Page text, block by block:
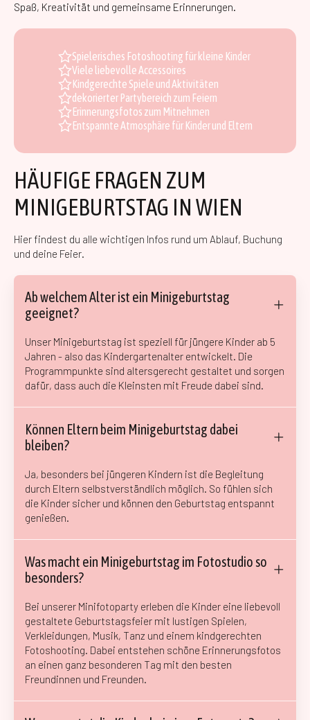
Spaß, Kreativität und gemeinsame Erinnerungen.
Spielerisches Fotoshooting für kleine Kinder
Viele liebevolle Accessoires
Kindgerechte Spiele und Aktivitäten
dekorierter Partybereich zum Feiern
Erinnerungsfotos zum Mitnehmen
Entspannte Atmosphäre für Kinder und Eltern
HÄUFIGE FRAGEN ZUM
MINIGEBURTSTAG IN WIEN
Hier findest du alle wichtigen Infos rund um Ablauf, Buchung
und deine Feier.
Ab welchem Alter ist ein Minigeburtstag
geeignet?
Unser Minigeburtstag ist speziell für jüngere Kinder ab 5
Jahren - also das Kindergartenalter entwickelt. Die
Programmpunkte sind altersgerecht gestaltet und sorgen
dafür, dass auch die Kleinsten mit Freude dabei sind.
Können Eltern beim Minigeburtstag dabei
bleiben?
Ja, besonders bei jüngeren Kindern ist die Begleitung
durch Eltern selbstverständlich möglich. So fühlen sich
die Kinder sicher und können den Geburtstag entspannt
genießen.
Was macht ein Minigeburtstag im Fotostudio so
besonders?
Bei unserer Minifotoparty erleben die Kinder eine liebevoll
gestaltete Geburtstagsfeier mit lustigen Spielen,
Verkleidungen, Musik, Tanz und einem kindgerechten
Fotoshooting. Dabei entstehen schöne Erinnerungsfotos
an einen ganz besonderen Tag mit den besten
Freundinnen und Freunden.